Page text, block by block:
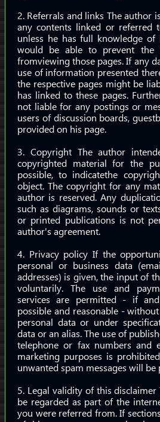
2. Referrals and links The author
any contents linked or referred
unless he has full knowledge of
would be able to prevent the
fromviewing those pages. If any
use of information presented
the respective pages might be
has linked to these pages.
not liable for any postings or
users of discussion boards,
provided on his page.
3. Copyright The author
copyrighted material for the
possible, to indicatethe
object. The copyright for any
author is reserved. Any
such as diagrams, sounds or
or printed publications is not
author's agreement.
4. Privacy policy If the
personal or business data
addresses) is given, the input of
voluntarily. The use and
services are permitted - if
possible and reasonable -
personal data or under
data or an alias. The use of
telephone or fax numbers and
marketing purposes is
unwanted spam messages will be
5. Legal validity of this
be regarded as part of the
you were referred from. If